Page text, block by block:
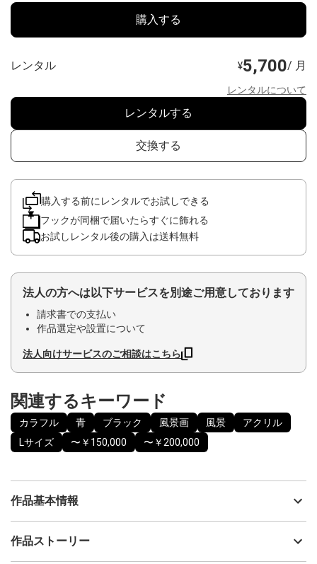
購入する
レンタル ¥5,700/ 月
レンタルについて
レンタルする
交換する
購入する前にレンタルでお試しできる
フックが同梱で届いたらすぐに飾れる
お試しレンタル後の購入は送料無料
法人の方へは以下サービスを別途ご用意しております
請求書での支払い
作品選定や設置について
法人向けサービスのご相談はこちら
関連するキーワード
カラフル 青 ブラック 風景画 風景
アクリル
Lサイズ
〜￥150,000 〜￥200,000
作品基本情報
出品者
作品ストーリー